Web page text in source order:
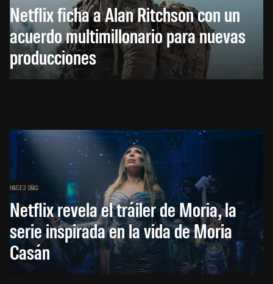
Netflix ficha a Alan Ritchson con un
acuerdo multimillonario para nuevas
producciones
HACE 2 DÍAS
Netflix revela el tráiler de Moria, la
serie inspirada en la vida de Moria
Casán